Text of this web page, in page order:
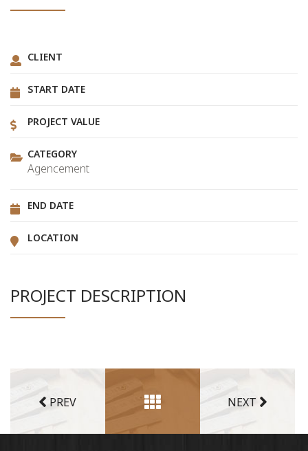
CLIENT
START DATE
PROJECT VALUE
CATEGORY
Agencement
END DATE
LOCATION
PROJECT DESCRIPTION
PREV NEXT